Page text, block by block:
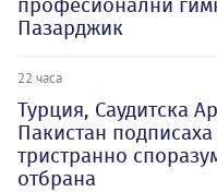
Пазарджик
22 часа
Турция, Саудитска
Пакистан подписаха
тристранно
отбрана